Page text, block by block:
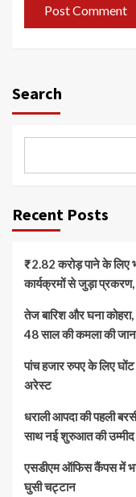
Search
Recent Posts
₹2.82 करोड़ पाने के लिए
कार्यक्रमों से जुड़ा प्रकरण,
तेज बारिश और घना
48 साल की कमला की जान
पांच हजार रुपए के लिए घोंट
अरेस्ट
धराली आपदा की पहली
साथ नई शुरुआत की उम्मीद
एसडीएम ऑफिस कैंपस में
घुसी चट्टान